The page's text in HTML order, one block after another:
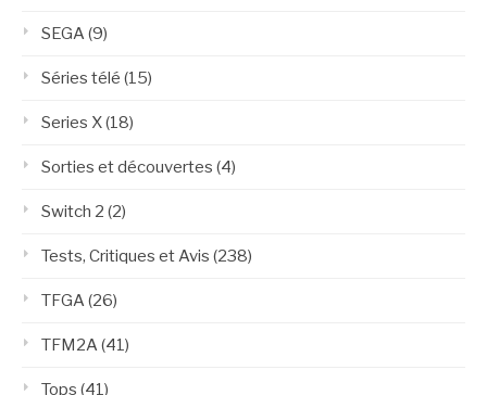
SEGA(9)
Séries télé (15)
Series X(18)
Sorties et découvertes (4)
Switch 2 (2)
Tests, Critiques et Avis (238)
TFGA(26)
TFM2A(41)
Tops (41)